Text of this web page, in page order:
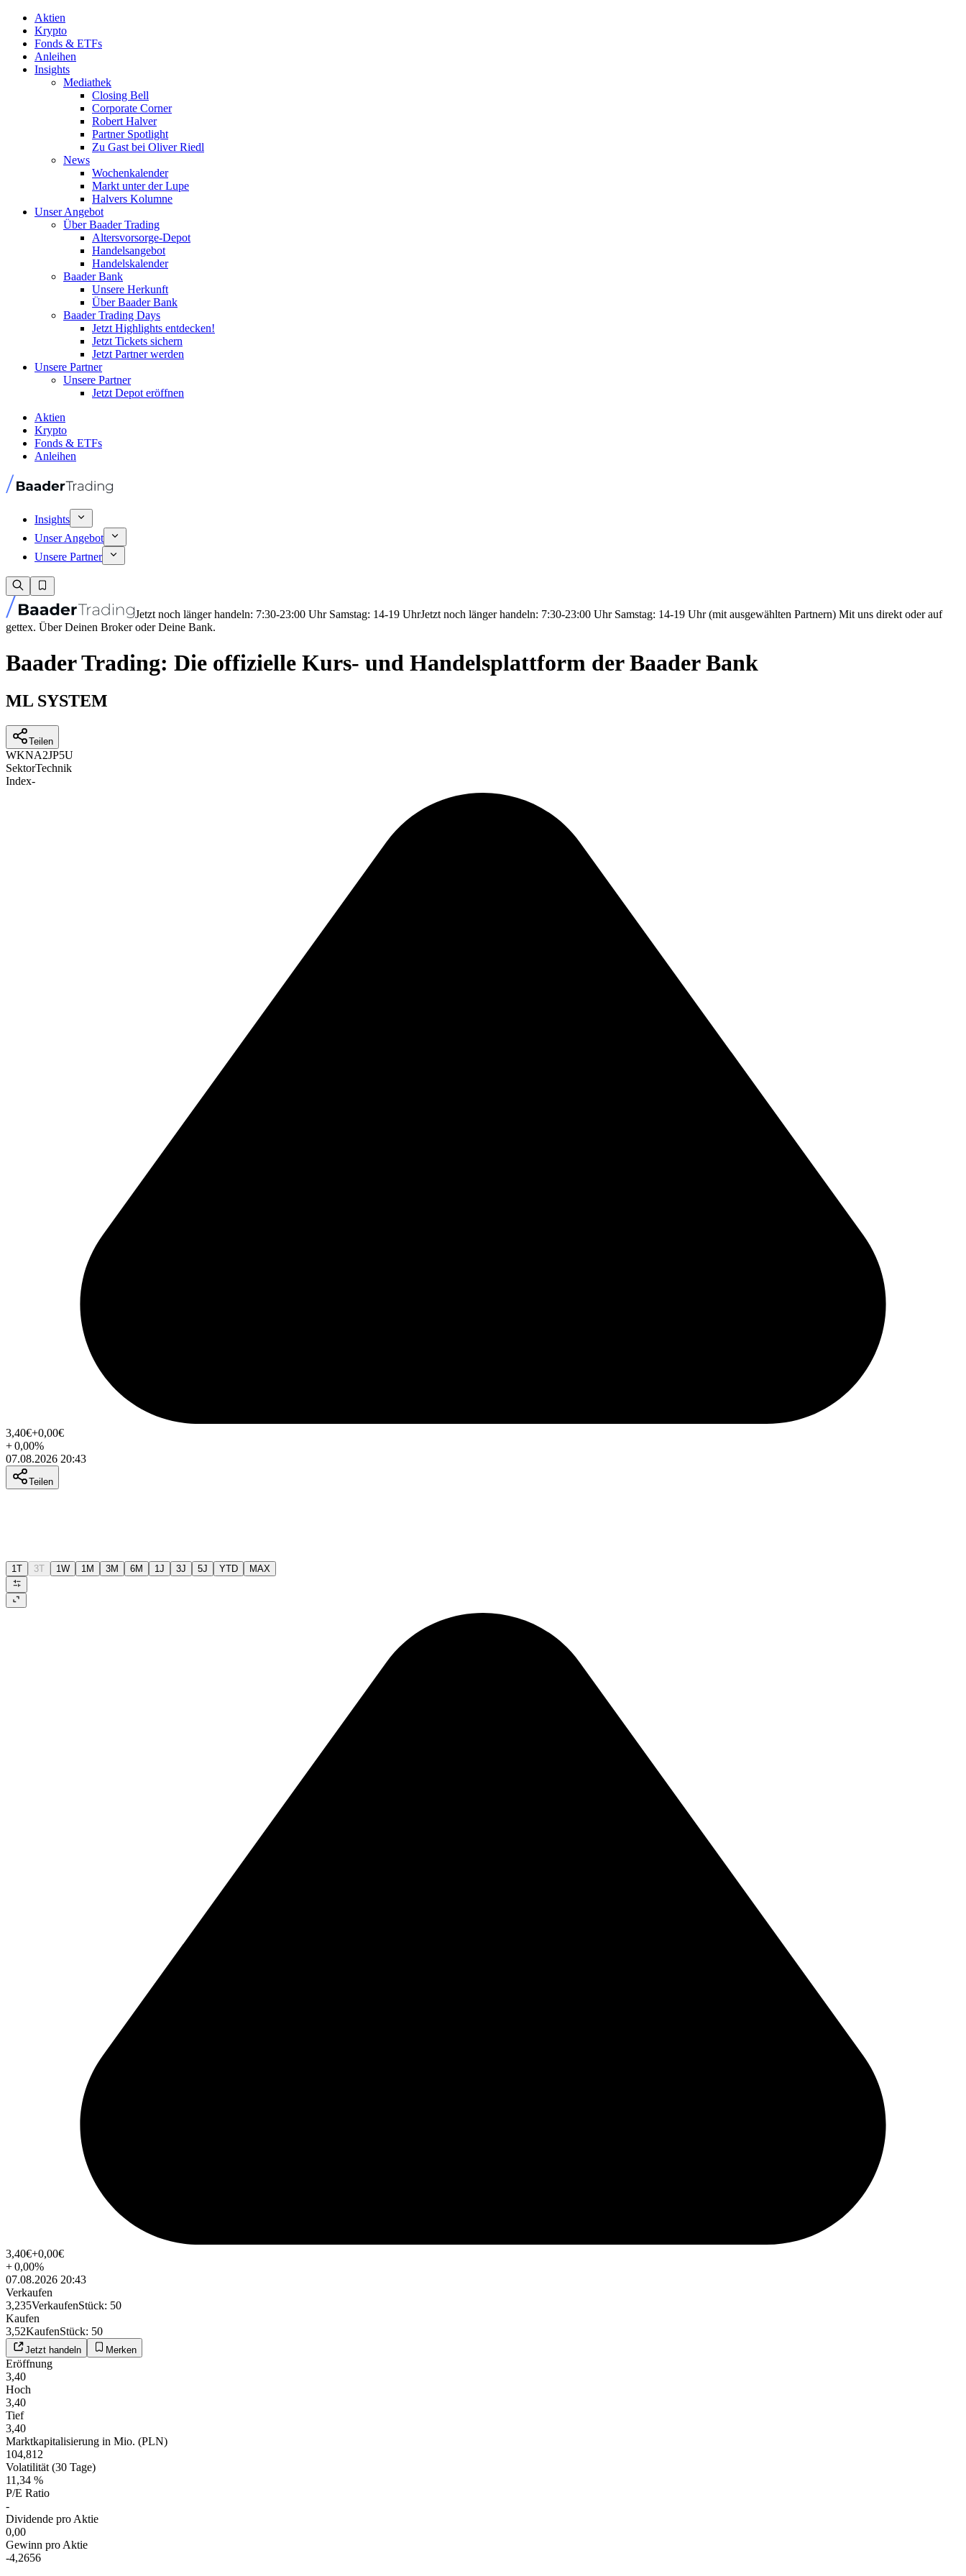
Aktien
Krypto
Fonds & ETFs
Anleihen
Insights
Mediathek
Closing Bell
Corporate Corner
Robert Halver
Partner Spotlight
Zu Gast bei Oliver Riedl
News
Wochenkalender
Markt unter der Lupe
Halvers Kolumne
Unser Angebot
Über Baader Trading
Altersvorsorge-Depot
Handelsangebot
Handelskalender
Baader Bank
Unsere Herkunft
Über Baader Bank
Baader Trading Days
Jetzt Highlights entdecken!
Jetzt Tickets sichern
Jetzt Partner werden
Unsere Partner
Unsere Partner
Jetzt Depot eröffnen
Aktien
Krypto
Fonds & ETFs
Anleihen
Insights
Unser Angebot
Unsere Partner
Jetzt noch länger handeln: 7:30-23:00 Uhr Samstag: 14-19 UhrJetzt noch länger handeln: 7:30-23:00 Uhr Samstag: 14-19 Uhr (mit ausgewählten Partnern) Mit uns direkt oder auf
gettex. Über Deinen Broker oder Deine Bank.
Baader Trading: Die offizielle Kurs- und Handelsplattform der Baader Bank
ML SYSTEM
Teilen
WKNA2JP5U
SektorTechnik
Index-
3,40€+0,00€
+0,00%
07.08.2026 20:43
Teilen
1T 3T 1W 1M 3M 6M 1J 3J 5J YTD MAX
3,40€+0,00€
+0,00%
07.08.2026 20:43
Verkaufen
3,235VerkaufenStück: 50
Kaufen
3,52KaufenStück: 50
Jetzt handeln Merken
Eröffnung
3,40
Hoch
3,40
Tief
3,40
Marktkapitalisierung in Mio. (PLN)
104,812
Volatilität (30 Tage)
11,34 %
P/E Ratio
-
Dividende pro Aktie
0,00
Gewinn pro Aktie
-4,2656